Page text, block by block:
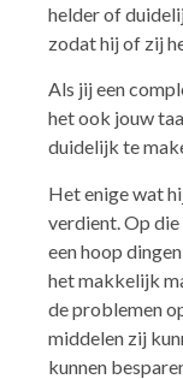
helder of
zodat hij of zij
Als jij een
het ook jouw
duidelijk te
Het enige wat
verdient. Op
een hoop
het makkelijk
de problemen
middelen zij
kunnen